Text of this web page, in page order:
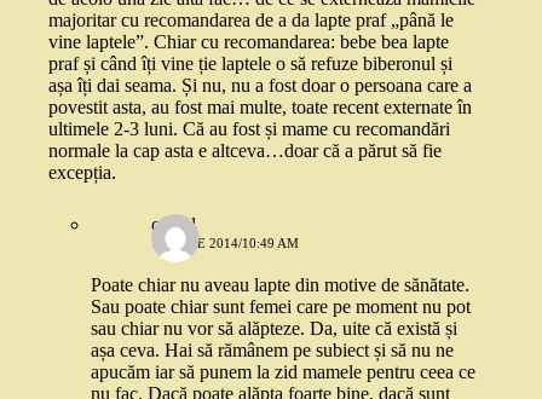
majoritar cu recomandarea de a da lapte praf „până le
vine laptele”. Chiar cu recomandarea: bebe bea lapte
praf și când îți vine ție laptele o să refuze biberonul și
așa îți dai seama. Și nu, nu a fost doar o persoana care a
povestit asta, au fost mai multe, toate recent externate în
ultimele 2-3 luni. Că au fost și mame cu recomandări
normale la cap asta e altceva…doar că a părut să fie
excepția.
catgal
15 IULIE 2014/10:49 AM
Poate chiar nu aveau lapte din motive de sănătate.
Sau poate chiar sunt femei care pe moment nu pot
sau chiar nu vor să alăpteze. Da, uite că există și
așa ceva. Hai să rămânem pe subiect și să nu ne
apucăm iar să punem la zid mamele pentru ceea ce
nu fac. Dacă poate alăpta foarte bine, dacă sunt